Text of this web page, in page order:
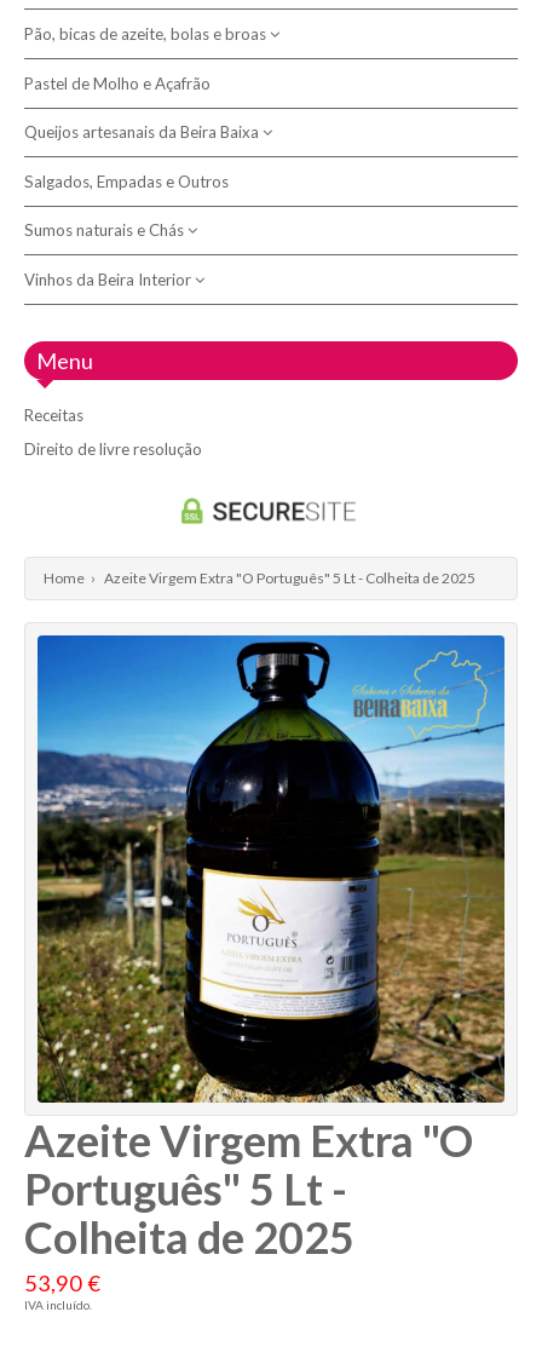
Morcelas
Presuntos
Leguminosas regionais
Aguardentes, Gins e outros destilados
Licores
Pão, bicas de azeite, bolas e broas
Bicas de azeite
Bolas
Broas
Pastel de Molho e Açafrão
Queijos artesanais da Beira Baixa
Queijeiras e Tábuas
Queijo Picante e Queimoso
Queijos de leite de cabra
Queijos de mistura de leite
Salgados, Empadas e Outros
Sumos naturais e Chás
Chás e Tisanas
Vinhos da Beira Interior
Adega do Fundão
Adega Vinolive
Doispontocinco - Vinhos de Belmonte
Quinta D'Arraboa - Fundão
Quinta dos Currais - Fundão
Quinta dos Termos
Vinhos Almeida Garrett
Menu
Receitas
Direito de livre resolução
Home › Azeite Virgem Extra "O Português" 5 Lt - Colheita de 2025
Azeite Virgem Extra "O
Português" 5 Lt -
Colheita de 2025
53,90 €
IVA incluído.